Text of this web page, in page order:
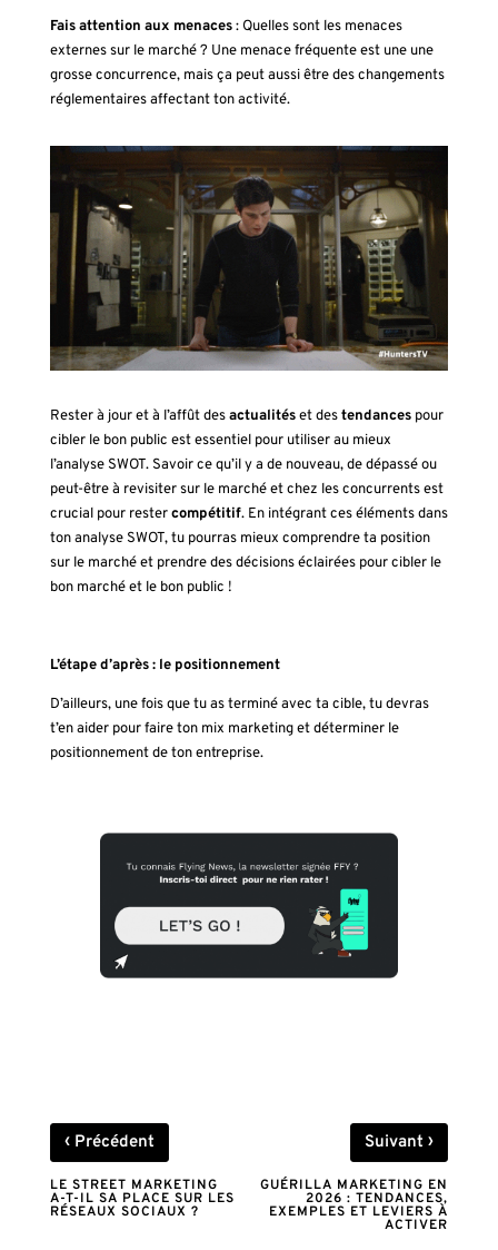
Fais attention aux menaces: Quelles sont les menaces
externes sur le marché ? Une menace fréquente est une une
grosse concurrence, mais ça peut aussi être des changements
réglementaires affectant ton activité.
Rester à jour et à l’affût desactualitéset destendances pour
cibler le bon public est essentiel pour utiliser au mieux
l’analyse SWOT. Savoir ce qu’il y a de nouveau, de dépassé ou
peut-être à revisiter sur le marché et chez les concurrents est
crucial pour restercompétitif. En intégrant ces éléments dans
ton analyse SWOT, tu pourras mieux comprendre ta position
sur le marché et prendre des décisions éclairées pour cibler le
bon marché et le bon public !
L’étape d’après : le positionnement
D’ailleurs, une fois que tu as terminé avec ta cible, tu devras
t’en aider pour faire ton mix marketing et déterminer le
positionnement de ton entreprise.
‹Précédent
LE STREET MARKETING
A-T-IL SA PLACE SUR LES
RÉSEAUX SOCIAUX ?
Suivant›
GUÉRILLA MARKETING EN
2026 : TENDANCES,
EXEMPLES ET LEVIERS À
ACTIVER